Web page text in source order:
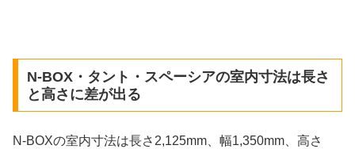
N-BOX・タント・スペーシアの室内寸法は長さ
と高さに差が出る
N-BOXの室内寸法は長さ2,125mm、幅1,350mm、高さ